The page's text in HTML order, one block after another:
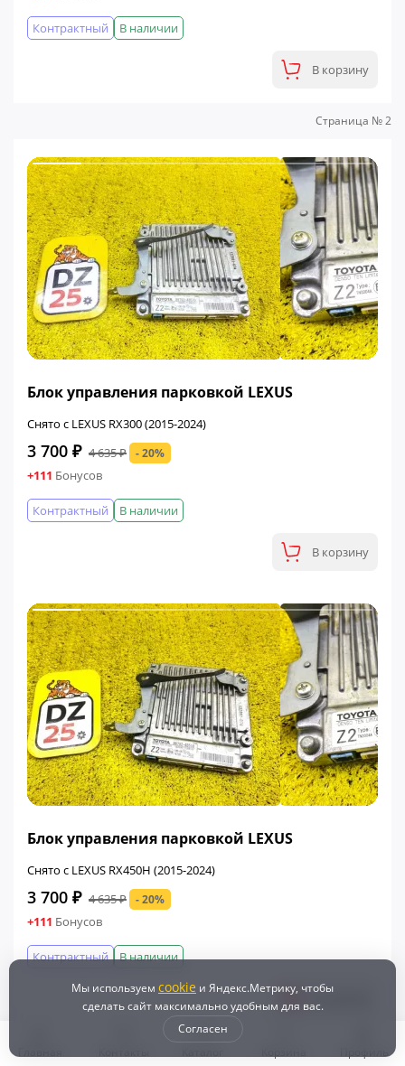
В наличии
Контрактный
В корзину
Страница № 2
Блок управления парковкой LEXUS
Снято с LEXUS RX300 (2015-2024)
3 700 ₽ 4 635 ₽ - 20%
+111 Бонусов
В наличии
Контрактный
В корзину
Блок управления парковкой LEXUS
Снято с LEXUS RX450H (2015-2024)
3 700 ₽ 4 635 ₽ - 20%
+111 Бонусов
В наличии
Контрактный
Мы используем cookie и Яндекс.Метрику, чтобы
сделать сайт максимально удобным для вас.
Согласен